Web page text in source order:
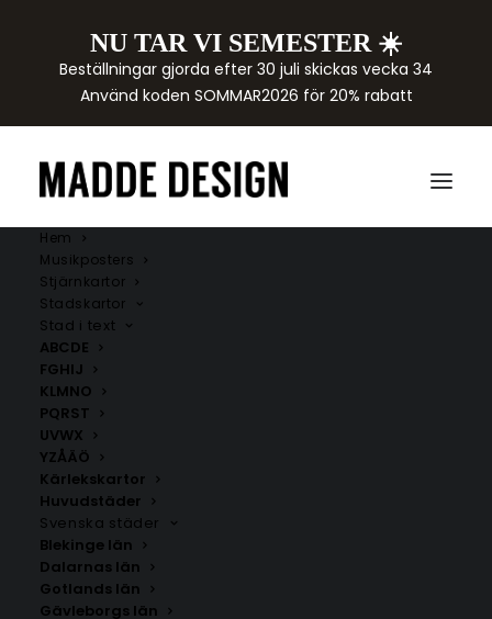
NU TAR VI SEMESTER ☀️
Beställningar gjorda efter 30 juli skickas vecka 34
Använd koden SOMMAR2026 för 20% rabatt
Hem
Musikposters
Stjärnkartor
Stadskartor
Stad i text
ABCDE
FGHIJ
KLMNO
PQRST
UVWX
YZÅÄÖ
Kärlekskartor
Huvudstäder
Svenska städer
Blekinge län
Dalarnas län
Gotlands län
Gävleborgs län